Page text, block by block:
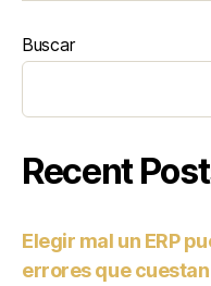
Buscar
Recent
Elegir mal un ERP
errores que